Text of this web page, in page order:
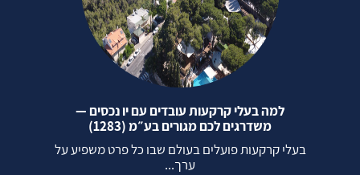
למה בעלי קרקעות עובדים עם יו נכסים —
משדרגים לכם מגורים בע״מ (1283)
בעלי קרקעות פועלים בעולם שבו כל פרט משפיע על
ערך...